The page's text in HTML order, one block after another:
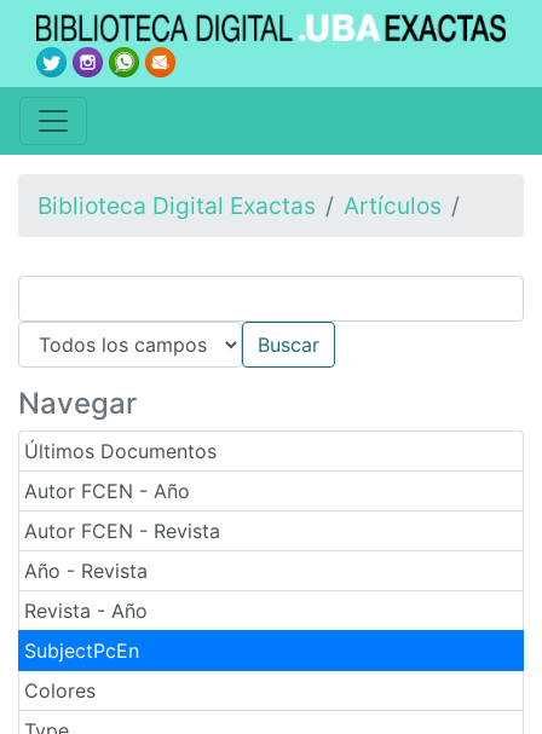
Biblioteca Digital Exactas Artículos
Navegar
Últimos Documentos
Autor FCEN - Año
Autor FCEN - Revista
Año - Revista
Revista - Año
SubjectPcEn
Colores